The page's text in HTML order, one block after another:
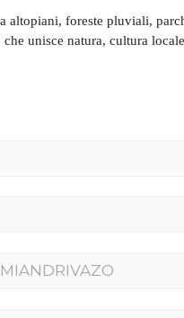
altopiani, foreste pluviali,
unisce natura, cultura